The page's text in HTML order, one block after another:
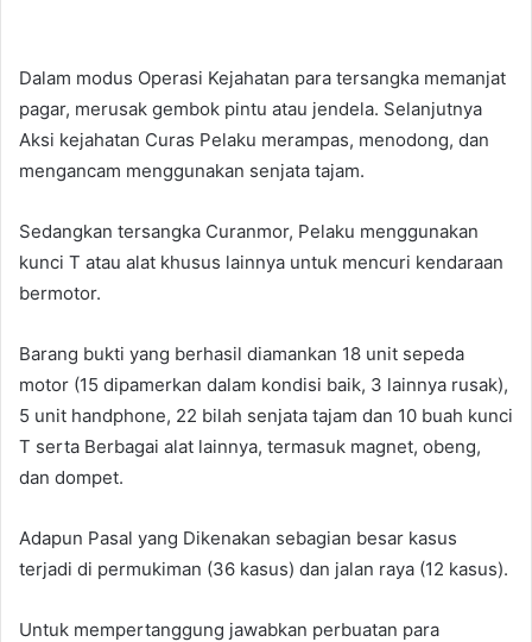
Dalam modus Operasi Kejahatan para tersangka memanjat
pagar, merusak gembok pintu atau jendela. Selanjutnya
Aksi kejahatan Curas Pelaku merampas, menodong, dan
mengancam menggunakan senjata tajam.
Sedangkan tersangka Curanmor, Pelaku menggunakan
kunci T atau alat khusus lainnya untuk mencuri kendaraan
bermotor.
Barang bukti yang berhasil diamankan 18 unit sepeda
motor (15 dipamerkan dalam kondisi baik, 3 lainnya rusak),
5 unit handphone, 22 bilah senjata tajam dan 10 buah kunci
T serta Berbagai alat lainnya, termasuk magnet, obeng,
dan dompet.
Adapun Pasal yang Dikenakan sebagian besar kasus
terjadi di permukiman (36 kasus) dan jalan raya (12 kasus).
Untuk mempertanggung jawabkan perbuatan para